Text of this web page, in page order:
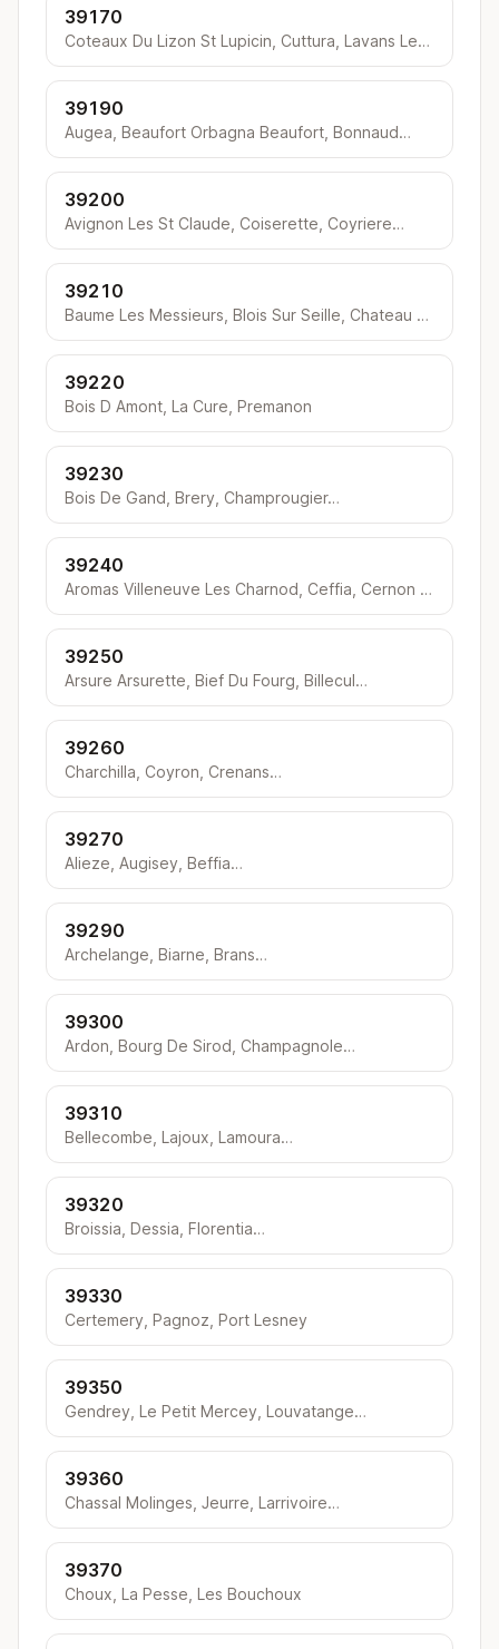
39170
Coteaux Du Lizon St Lupicin, Cuttura, Lavans Les St Claude…
39190
Augea, Beaufort Orbagna Beaufort, Bonnaud…
39200
Avignon Les St Claude, Coiserette, Coyriere…
39210
Baume Les Messieurs, Blois Sur Seille, Chateau Chalon…
39220
Bois D Amont, La Cure, Premanon
39230
Bois De Gand, Brery, Champrougier…
39240
Aromas Villeneuve Les Charnod, Ceffia, Cernon Viremont…
39250
Arsure Arsurette, Bief Du Fourg, Billecul…
39260
Charchilla, Coyron, Crenans…
39270
Alieze, Augisey, Beffia…
39290
Archelange, Biarne, Brans…
39300
Ardon, Bourg De Sirod, Champagnole…
39310
Bellecombe, Lajoux, Lamoura…
39320
Broissia, Dessia, Florentia…
39330
Certemery, Pagnoz, Port Lesney
39350
Gendrey, Le Petit Mercey, Louvatange…
39360
Chassal Molinges, Jeurre, Larrivoire…
39370
Choux, La Pesse, Les Bouchoux